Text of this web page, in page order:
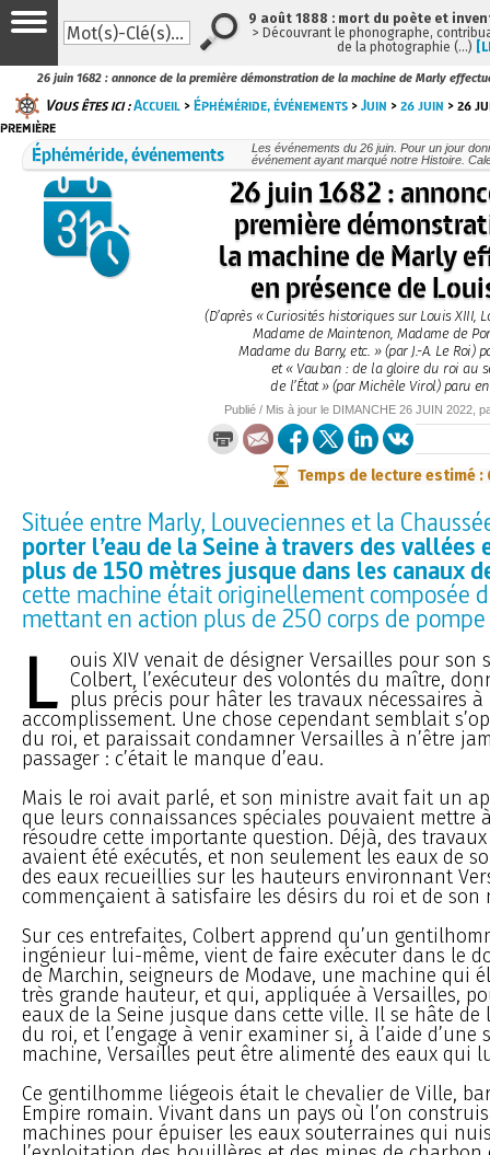
26 juin 1682 : annonce de la première démonstration de la machine de Marly
Vous êtes ici :Accueil >Éphéméride, événements >Juin >26 juin > 26
première
Éphéméride, événements
Les événements du 26 juin. Pour un jour
événement ayant marqué notre Histoire.
26 juin 1682 :
première
la machine de Marly
en présence de
(D’après « Curiosités historiques sur Louis XIII,
Madame de Maintenon, Madame de
Madame du Barry, etc. » (par J.-A. Le Roi)
et « Vauban : de la gloire du roi au
de l’État » (par Michèle Virol) paru
Publié / Mis à jour le DIMANCHE 26 JUIN 2022,
Temps de lecture estimé :
Située entre Marly, Louveciennes et la
porter l’eau de la Seine à travers des vallées
plus de 150 mètres jusque dans les canaux
cette machine était originellement composée
mettant en action plus de 250 corps de pompe
L ouis XIV venait de désigner Versailles pour son
Colbert, l’exécuteur des volontés du maître,
plus précis pour hâter les travaux nécessaires
accomplissement. Une chose cependant semblait
du roi, et paraissait condamner Versailles à n’être
passager : c’était le manque d’eau.
Mais le roi avait parlé, et son ministre avait fait un
que leurs connaissances spéciales pouvaient mettre
résoudre cette importante question. Déjà, des
avaient été exécutés, et non seulement les eaux de
des eaux recueillies sur les hauteurs environnant
commençaient à satisfaire les désirs du roi et de son
Sur ces entrefaites, Colbert apprend qu’un
ingénieur lui-même, vient de faire exécuter dans le
de Marchin, seigneurs de Modave, une machine qui
très grande hauteur, et qui, appliquée à Versailles,
eaux de la Seine jusque dans cette ville. Il se hâte
du roi, et l’engage à venir examiner si, à l’aide d’une
machine, Versailles peut être alimenté des eaux qui
Ce gentilhomme liégeois était le chevalier de Ville,
Empire romain. Vivant dans un pays où l’on
machines pour épuiser les eaux souterraines qui
9 août 1888 : mort du poète et
> Découvrant le phonographe,
de la photographie (…)